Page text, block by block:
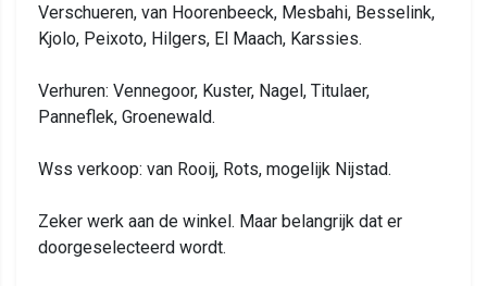
Verschueren, van Hoorenbeeck, Mesbahi, Besselink,
Kjolo, Peixoto, Hilgers, El Maach, Karssies.
Verhuren: Vennegoor, Kuster, Nagel, Titulaer,
Panneflek, Groenewald.
Wss verkoop: van Rooij, Rots, mogelijk Nijstad.
Zeker werk aan de winkel. Maar belangrijk dat er
doorgeselecteerd wordt.